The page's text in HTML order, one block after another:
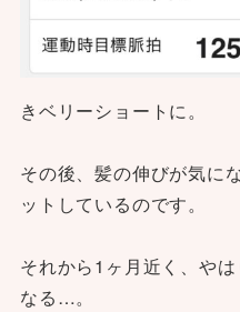
きベリーショートに。
その後、髪の伸びが気に
ットしているのです。
それから1ヶ月近く、や
なる…。